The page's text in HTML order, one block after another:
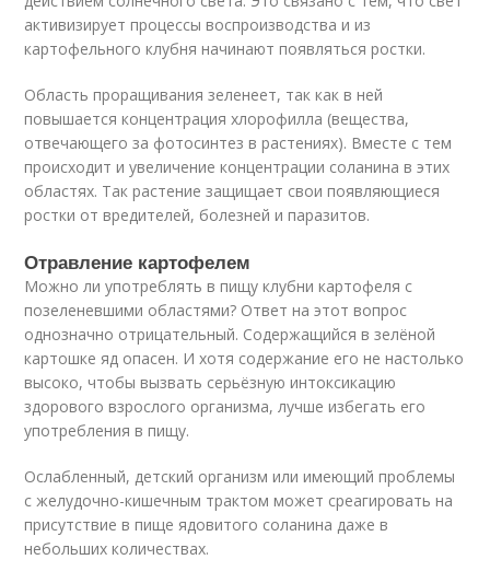
активизирует процессы воспроизводства и из
картофельного клубня начинают появляться ростки.
Область проращивания зеленеет, так как в ней
повышается концентрация хлорофилла (вещества,
отвечающего за фотосинтез в растениях). Вместе с тем
происходит и увеличение концентрации соланина в этих
областях. Так растение защищает свои появляющиеся
ростки от вредителей, болезней и паразитов.
Отравление картофелем
Можно ли употреблять в пищу клубни картофеля с
позеленевшими областями? Ответ на этот вопрос
однозначно отрицательный. Содержащийся в зелёной
картошке яд опасен. И хотя содержание его не настолько
высоко, чтобы вызвать серьёзную интоксикацию
здорового взрослого организма, лучше избегать его
употребления в пищу.
Ослабленный, детский организм или имеющий проблемы
с желудочно-кишечным трактом может среагировать на
присутствие в пище ядовитого соланина даже в
небольших количествах.